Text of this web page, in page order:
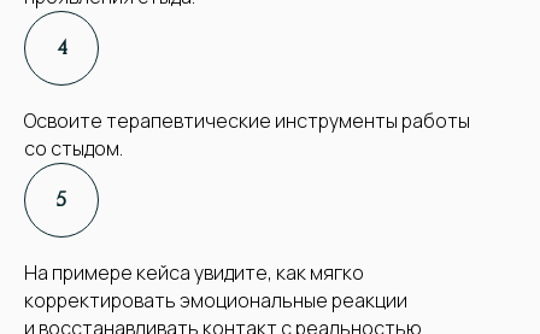
Освоите терапевтические инструменты работы
со стыдом.
На примере кейса увидите, как мягко
корректировать эмоциональные реакции
и восстанавливать контакт с реальностью.